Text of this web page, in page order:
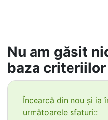
Nu am găsit
baza
Încearcă din nou și ia
următoarele sfaturi::